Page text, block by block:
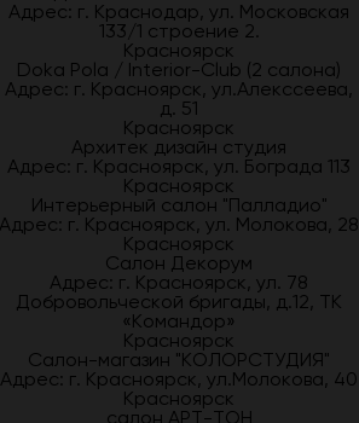
Адрес: г. Краснодар, ул. Московская
133/1 строение 2.
Красноярск
Doka Pola / Interior-Club (2 салона)
Адрес: г. Красноярск, ул.Алекссеева,
д. 51
Красноярск
Архитек дизайн студия
Адрес: г. Красноярск, ул. Бограда 113
Красноярск
Интерьерный салон "Палладио"
Адрес: г. Красноярск, ул. Молокова, 28
Красноярск
Салон Декорум
Адрес: г. Красноярск, ул. 78
Добровольческой бригады, д.12, ТК
«Командор»
Красноярск
Салон-магазин "КОЛОРСТУДИЯ"
Адрес: г. Красноярск, ул.Молокова, 40
Красноярск
салон АРТ-ТОН